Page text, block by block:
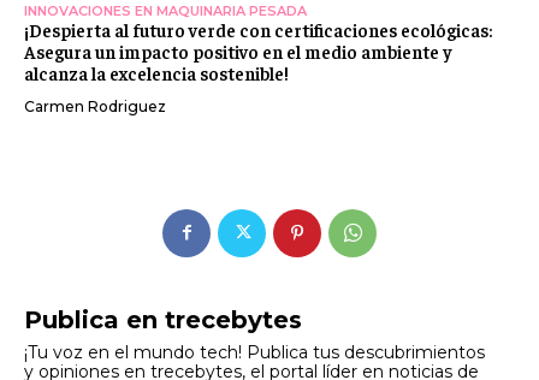
Publica en trecebytes
¡Tu voz en el mundo tech! Publica tus descubrimientos
y opiniones en trecebytes, el portal líder en noticias de
INNOVACIONES EN MAQUINARIA PESADA
¡Despierta al futuro verde con certificaciones ecológicas:
Asegura un impacto positivo en el medio ambiente y
alcanza la excelencia sostenible!
Carmen Rodriguez